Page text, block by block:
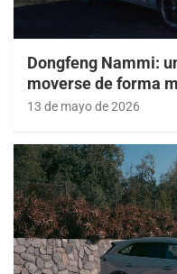
Dongfeng Nammi:
moverse de forma
13 de mayo de 2026